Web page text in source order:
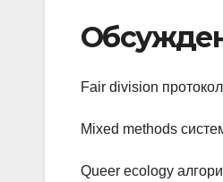
Fair division
Mixed methods
Queer ecology